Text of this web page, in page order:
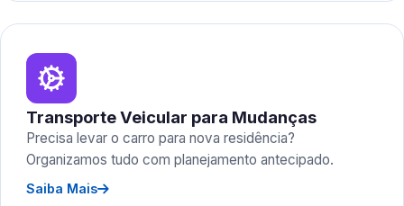
Transporte Veicular para Mudanças
Precisa levar o carro para nova residência?
Organizamos tudo com planejamento antecipado.
Saiba Mais